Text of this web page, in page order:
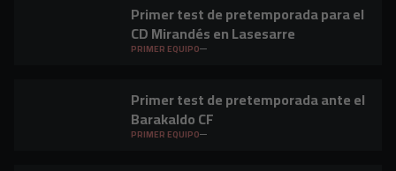
Primer test de pretemporada para el
CD Mirandés en Lasesarre
PRIMER EQUIPO
Primer test de pretemporada ante el
Barakaldo CF
PRIMER EQUIPO